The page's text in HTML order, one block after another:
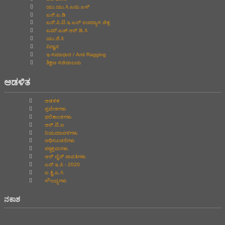
ಯು.ಯು.ಸಿ.ಎಮ.ಎಸ್
ಎನ್.ಎ.ಡಿ
ಎನ್.ಪಿ.ಟಿ.ಇ.ಎಲ್‌ ಉಪನ್ಯಾಸ ಚಿತ್ರ
ಎಮ್.ಎಚ್.ಆರ್.ಡಿ.ಸಿ
ಯು.ಜಿ.ಸಿ
ವಿದ್ವಾನ
ಇ-ಸಮಾಧಾನ / Anti Ragging
ಶಿಕ್ಷಣ ಸಚಿವಾಲಯ
ಆಡಳಿತ
ಆಡಳಿತ
ಪ್ರವೇಶಗಳು
ಫಲಿತಾಂಶಗಳು
ಆರ್.ಟಿ.ಐ
ನಿಯಮಾವಳಿಗಳು
ಅಧಿಸೂಚನೆಗಳು
ಪಠ್ಯಕ್ರಮಗಳು
ಆನ್‌ ಲೈನ್‌ ಪಾವತಿಗಳು
ಎನ್.ಇ.ಪಿ - 2020
ಐ.ಕ್ವಿ.ಎ.ಸಿ
ಸೌಲಭ್ಯಗಳು
ನಕಾಶ